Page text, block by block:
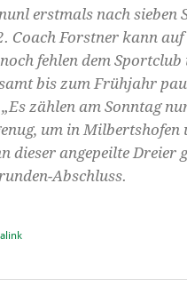
erstmals nach sieben
Coach Forstner kann
fehlen dem
bis zum Frühjahr
zählen am Sonntag
um in Milbertshofen
dieser angepeilte Dreier
Abschluss.